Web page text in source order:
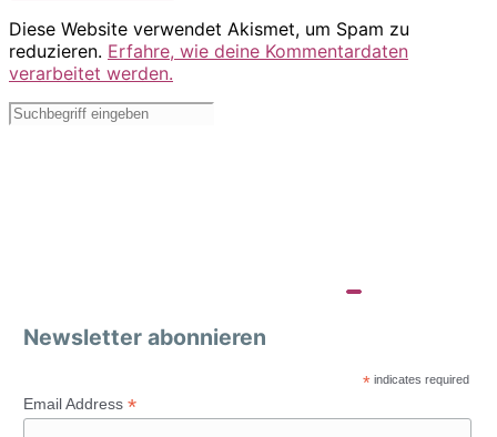
Diese Website verwendet Akismet, um Spam zu
reduzieren. Erfahre, wie deine Kommentardaten
verarbeitet werden.
Newsletter abonnieren
* indicates required
Email Address *